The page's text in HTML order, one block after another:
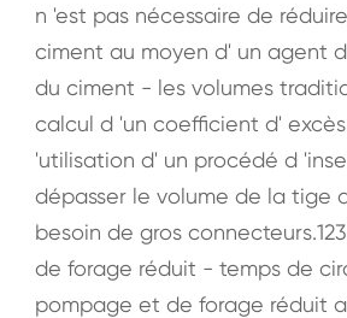
n 'est pas nécessaire de
ciment au moyen d' un agent
du ciment - les volumes
calcul d 'un coefficient d'
'utilisation d' un procédé d
dépasser le volume de la tige
besoin de gros
de forage réduit - temps de
pompage et de forage réduit